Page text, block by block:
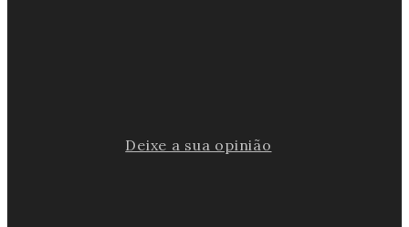
Deixe a sua opinião